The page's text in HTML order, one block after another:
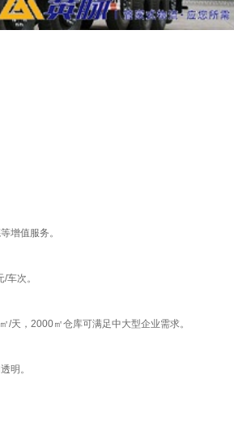
增值服务。
次。
/天，2000㎡仓库可满足中大型企业需求。
明。